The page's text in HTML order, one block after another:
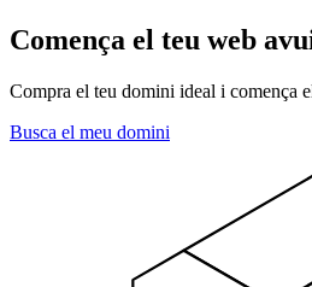
Comença el teu web
Compra el teu domini ideal i comença
Busca el meu domini